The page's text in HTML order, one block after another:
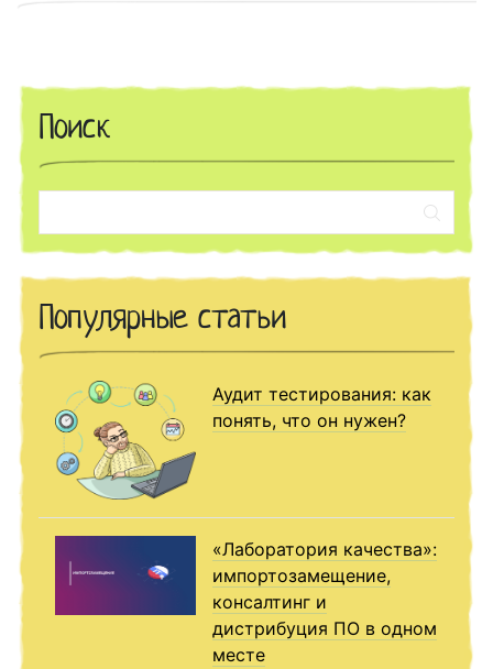
Поиск
Популярные статьи
Аудит тестирования: как
понять, что он нужен?
«Лаборатория качества»:
импортозамещение,
консалтинг и
дистрибуция ПО в одном
месте